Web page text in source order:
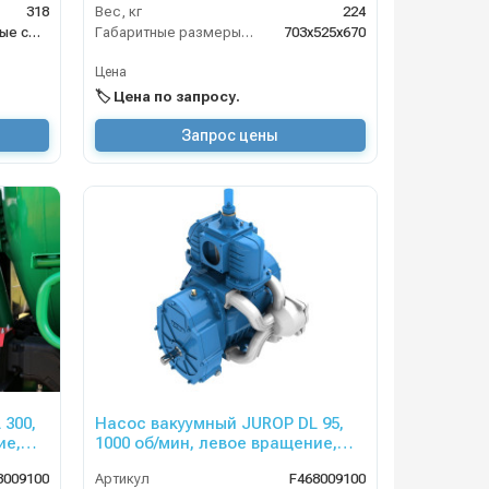
318
Насосы и насосные станции
Вес, кг
224
Габаритные размеры, мм
703х525х670
Цена
🏷️ Цена по запросу.
Запрос цены
Насос вакуумный JUROP DL 95,
1000 об/мин, левое вращение,
Артикул
F468009100